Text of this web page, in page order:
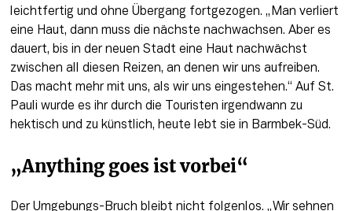
leichtfertig und ohne Übergang fortgezogen. „Man verliert
eine Haut, dann muss die nächste nachwachsen. Aber es
dauert, bis in der neuen Stadt eine Haut nachwächst
zwischen all diesen Reizen, an denen wir uns aufreiben.
Das macht mehr mit uns, als wir uns eingestehen.“ Auf St.
Pauli wurde es ihr durch die Touristen irgendwann zu
hektisch und zu künstlich, heute lebt sie in Barmbek-Süd.
„Anything goes ist vorbei“
Der Umgebungs-Bruch bleibt nicht folgenlos. „Wir sehnen